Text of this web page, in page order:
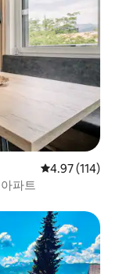
평점 4.97점(5
4.97 (114)
파트